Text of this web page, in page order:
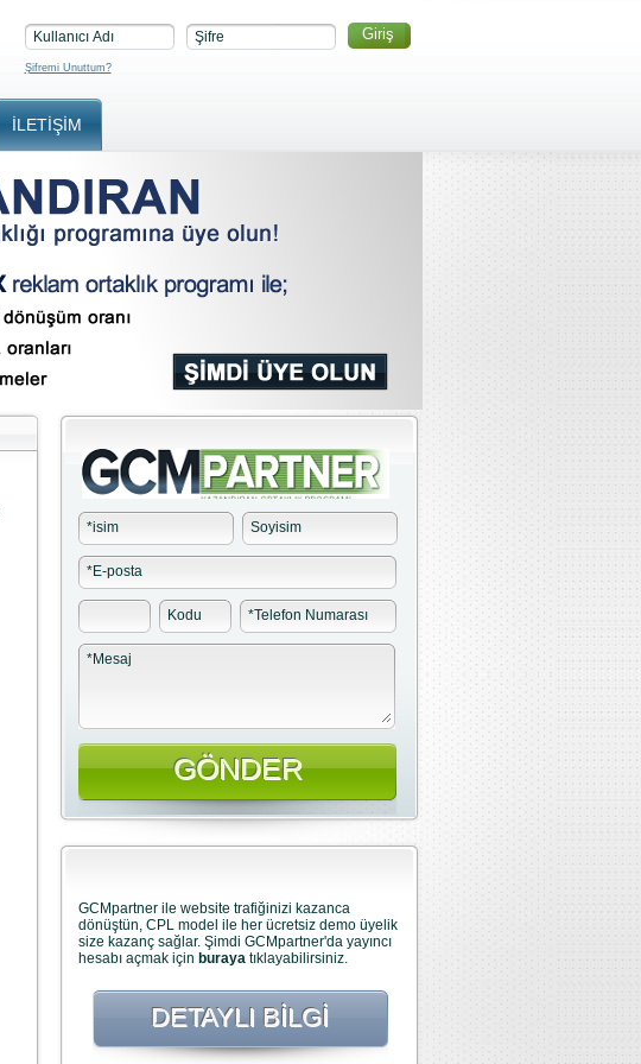
İLETIŞIM
Kullanıcı Adı Şifre
Şifremi Unuttum?
*isim Soyisim
*E-posta
Kodu *Telefon Numarası
*Mesaj
GCMpartner ile website trafiğinizi kazanca
dönüştün, CPL model ile her ücretsiz demo üyelik
size kazanç sağlar. Şimdi GCMpartner'da yayıncı
hesabı açmak için burayatıklayabilirsiniz.
DETAYLI BILGI